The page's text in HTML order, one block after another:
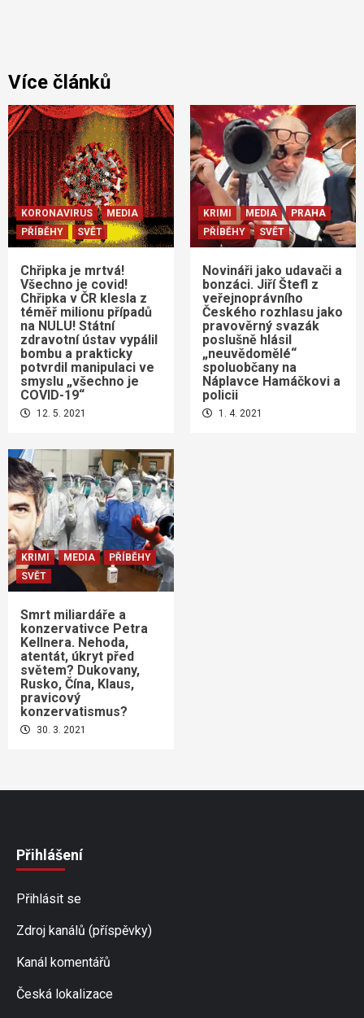
Více článků
KORONAVIRUS
MEDIA
PŘÍBĚHY
SVĚT
Chřipka je mrtvá!
Všechno je covid!
Chřipka v ČR klesla z
téměř milionu případů
na NULU! Státní
zdravotní ústav vypálil
bombu a prakticky
potvrdil manipulaci ve
smyslu „všechno je
COVID-19“
12. 5. 2021
KRIMI MEDIA
PRAHA
PŘÍBĚHY
SVĚT
Novináři jako udavači a
bonzáci. Jiří Štefl z
veřejnoprávního
Českého rozhlasu jako
pravověrný svazák
poslušně hlásil
„neuvědomělé“
spoluobčany na
Náplavce Hamáčkovi a
policii
1. 4. 2021
KRIMI MEDIA
PŘÍBĚHY
SVĚT
Smrt miliardáře a
konzervativce Petra
Kellnera. Nehoda,
atentát, úkryt před
světem? Dukovany,
Rusko, Čína, Klaus,
pravicový
konzervatismus?
30. 3. 2021
Přihlášení
Přihlásit se
Zdroj kanálů (příspěvky)
Kanál komentářů
Česká lokalizace